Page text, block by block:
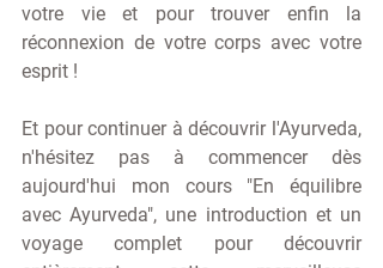
votre vie et pour trouver enfin la
réconnexion de votre corps avec votre
esprit !
Et pour continuer à découvrir l'Ayurveda,
n'hésitez pas à commencer dès
aujourd'hui mon cours "En équilibre
avec Ayurveda", une introduction et un
voyage complet pour découvrir